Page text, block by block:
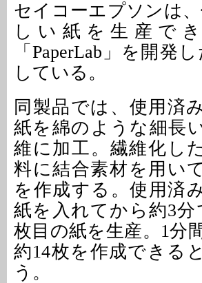
セイコーエプソンは
しい紙を生産で
「PaperLab」を開発
している。
同製品では、使用済
紙を綿のような細長
維に加工。繊維化し
料に結合素材を用い
を作成する。使用済
紙を入れてから約3分
枚目の紙を生産。1分
約14枚を作成できる
う。